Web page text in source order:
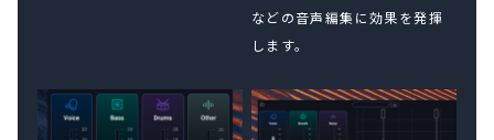
などの音声編集に効果を発揮
します。